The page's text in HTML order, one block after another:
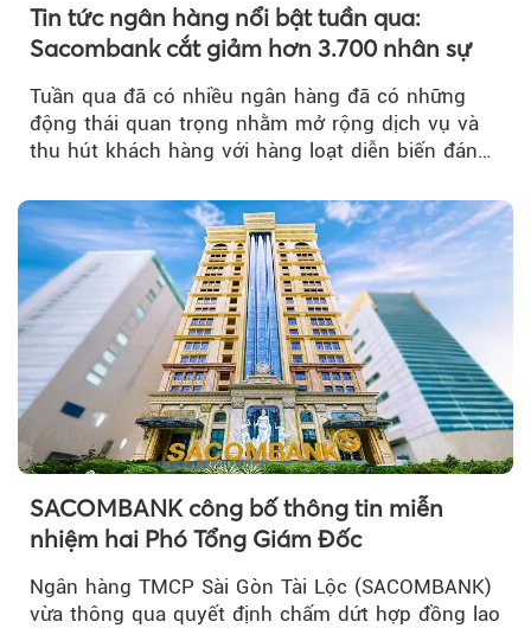
Tin tức ngân hàng nổi bật tuần qua:
Sacombank cắt giảm hơn 3.700 nhân sự
Tuần qua đã có nhiều ngân hàng đã có những
động thái quan trọng nhằm mở rộng dịch vụ và
thu hút khách hàng với hàng loạt diễn biến đáng
SACOMBANK công bố thông tin miễn
nhiệm hai Phó Tổng Giám Đốc
Ngân hàng TMCP Sài Gòn Tài Lộc (SACOMBANK)
vừa thông qua quyết định chấm dứt hợp đồng lao